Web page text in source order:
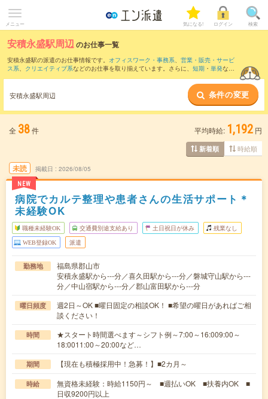
メニュー 気になる! ログイン 検索
安積永盛駅周辺のお仕事一覧
安積永盛駅の派遣のお仕事情報です。 オフィスワーク・事務系、 営業・販売・サービ
ス系、 クリエイティブ系などのお仕事を取り揃えています。さらに、 短期 ・ 単発など
また、郡山(福島県)駅
など近隣駅のお仕事も
ご確認いただけます。
安積永盛駅周辺 条件の変更
全 38件 平均時給: 1,192 円
新着順 時給順
未読
NEW
掲載日 2026/08/05
病院でカルテ整理や患者さんの生活サポート＊
未経験OK
職種未経験OK 交通費別途支給あり 土日祝日が休み 残業なし
WEB登録OK 派遣
勤務地
福島県郡山市
安積永盛駅から---分／喜久田駅から---分／磐城守山駅から---
分／中山宿駅から---分／郡山富田駅から---分
曜日頻度
週2日～OK ■曜日固定の相談OK！ ■希望の曜日があればご相
談ください！
時間
★スタート時間選べます～シフト例～7:00～16:009:00～
18:0011:00～20:00など…
期間 【現在も積極採用中！急募！】■2カ月～
時給
無資格未経験：時給1150円～ ■週払いOK ■扶養内OK ■
日収9200円以上